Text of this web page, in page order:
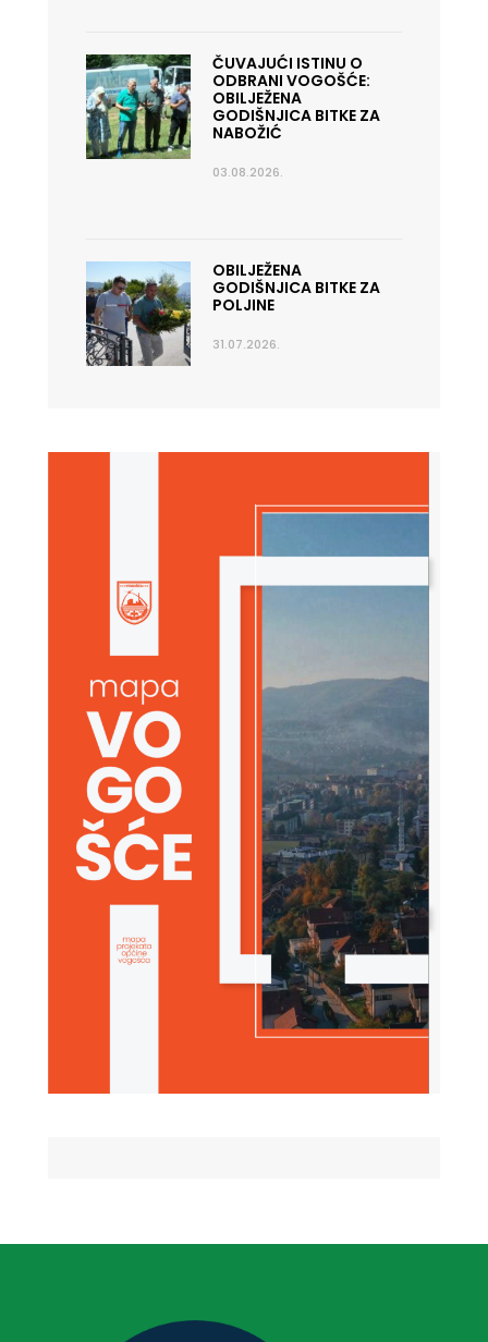
ČUVAJUĆI ISTINU O
ODBRANI VOGOŠĆE:
OBILJEŽENA
GODIŠNJICA BITKE ZA
NABOŽIĆ
03.08.2026.
OBILJEŽENA
GODIŠNJICA BITKE ZA
POLJINE
31.07.2026.